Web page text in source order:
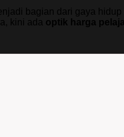
bagian dari gaya
kini ada optik harga